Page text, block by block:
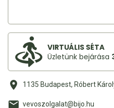
VIRTUÁLIS SÉTA
Üzletünk bejárása
1135 Budapest, Róbert
vevoszolgalat@bijo.hu